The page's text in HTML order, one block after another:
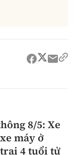
8/5: Xe
máy ở
4 tuổi tử